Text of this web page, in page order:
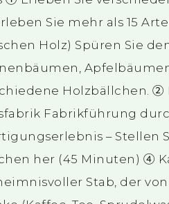
Sie mehr als 15
Holz) Spüren Sie
Holzbällchen.
Fabrikführung
– Stellen
her (45 Minuten) ④
Stab, der